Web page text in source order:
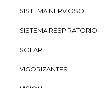
SISTEMA NERVIOSO
SISTEMA RESPIRATORIO
SOLAR
VIGORIZANTES